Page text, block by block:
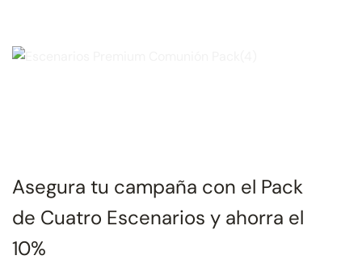
Asegura tu campaña con el Pack
de Cuatro Escenarios y ahorra el
10%